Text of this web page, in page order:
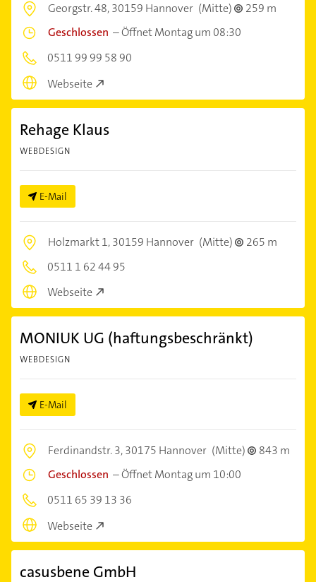
Georgstr. 48,30159 Hannover (Mitte)
259 m
Geschlossen –Öffnet Montag um 08:30
0511 99 99 58 90
Webseite
Rehage Klaus
WEBDESIGN
E-Mail
Holzmarkt 1,30159 Hannover (Mitte)
265 m
0511 1 62 44 95
Webseite
MONIUK UG (haftungsbeschränkt)
WEBDESIGN
E-Mail
Ferdinandstr. 3,30175 Hannover (Mitte)
843 m
Geschlossen –Öffnet Montag um 10:00
0511 65 39 13 36
Webseite
casusbene GmbH